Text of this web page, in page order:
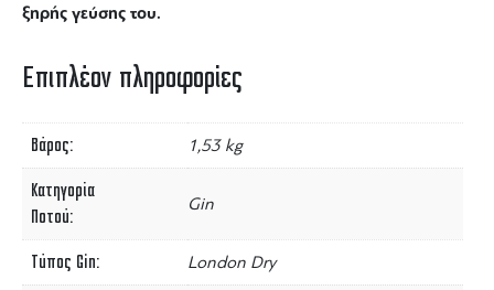
ξηρής γεύσης του.
Επιπλέον πληροφορίες
Βάρος 1,53 kg
Κατηγορία
Ποτού
Gin
Τύπος Gin London Dry